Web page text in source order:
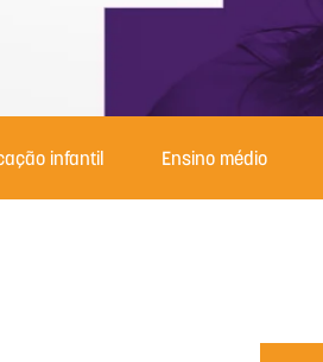
infantil Ensino médio